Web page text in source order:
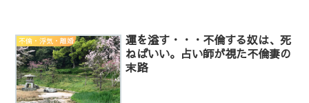
不倫・浮気・離婚
運を溢す・・・不倫する奴は、死
ねばいい。占い師が視た不倫妻の
末路